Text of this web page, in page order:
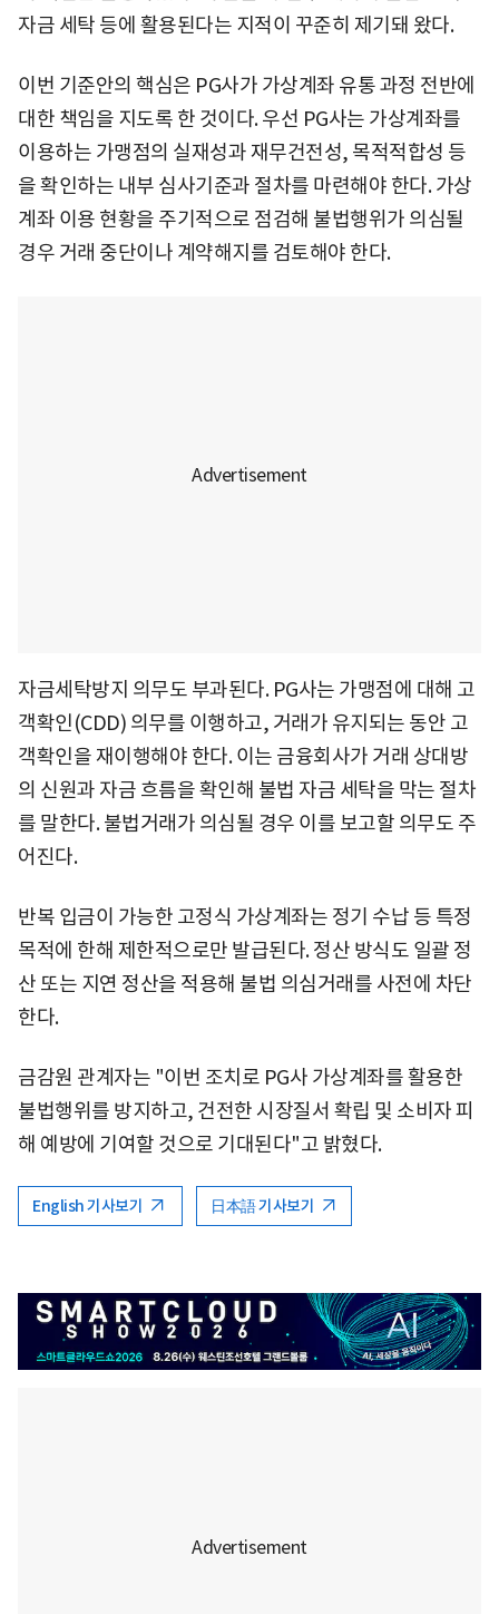
자금 세탁 등에 활용된다는 지적이 꾸준히 제기돼 왔다.
이번 기준안의 핵심은 PG사가 가상계좌 유통 과정 전반에
대한 책임을 지도록 한 것이다. 우선 PG사는 가상계좌를
이용하는 가맹점의 실재성과 재무건전성, 목적적합성 등
을 확인하는 내부 심사기준과 절차를 마련해야 한다. 가상
계좌 이용 현황을 주기적으로 점검해 불법행위가 의심될
경우 거래 중단이나 계약해지를 검토해야 한다.
자금세탁방지 의무도 부과된다. PG사는 가맹점에 대해 고
객확인(CDD) 의무를 이행하고, 거래가 유지되는 동안 고
객확인을 재이행해야 한다. 이는 금융회사가 거래 상대방
의 신원과 자금 흐름을 확인해 불법 자금 세탁을 막는 절차
를 말한다. 불법거래가 의심될 경우 이를 보고할 의무도 주
어진다.
반복 입금이 가능한 고정식 가상계좌는 정기 수납 등 특정
목적에 한해 제한적으로만 발급된다. 정산 방식도 일괄 정
산 또는 지연 정산을 적용해 불법 의심거래를 사전에 차단
한다.
금감원 관계자는 "이번 조치로 PG사 가상계좌를 활용한
불법행위를 방지하고, 건전한 시장질서 확립 및 소비자 피
해 예방에 기여할 것으로 기대된다"고 밝혔다.
English 기사보기 日本語 기사보기